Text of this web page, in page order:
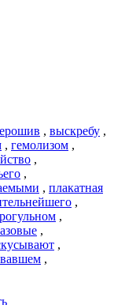
, выскребу ,
, гемолизом ,
,
,
, плакатная
,
,
,
,
,